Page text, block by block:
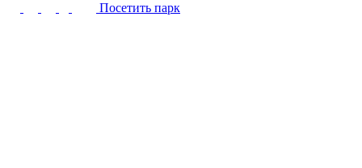
Посетить парк